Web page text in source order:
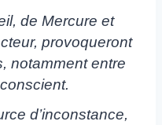
de Mercure et
provoqueront
notamment entre
d’inconstance,